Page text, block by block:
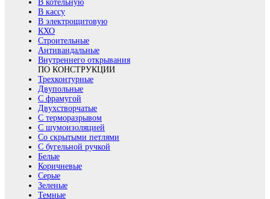
В котельную
В кассу
В электрощитовую
КХО
Строительные
Антивандальные
Внутреннего открывания
ПО КОНСТРУКЦИИ
Трехконтурные
Двупольные
С фрамугой
Двухстворчатые
С терморазрывом
С шумоизоляцией
Со скрытыми петлями
С бугельной ручкой
Белые
Коричневые
Серые
Зеленые
Темные